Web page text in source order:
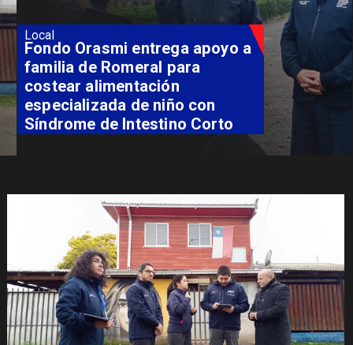
Local
Fondo Orasmi entrega apoyo a
familia de Romeral para
costear alimentación
especializada de niño con
Síndrome de Intestino Corto